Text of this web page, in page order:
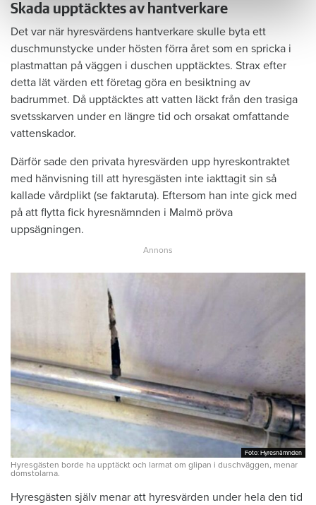
Skada upptäcktes av hantverkare
Det var när hyresvärdens hantverkare skulle byta ett
duschmunstycke under hösten förra året som en spricka i
plastmattan på väggen i duschen upptäcktes. Strax efter
detta lät värden ett företag göra en besiktning av
badrummet. Då upptäcktes att vatten läckt från den trasiga
svetsskarven under en längre tid och orsakat omfattande
vattenskador.
Därför sade den privata hyresvärden upp hyreskontraktet
med hänvisning till att hyresgästen inte iakttagit sin så
kallade vårdplikt (se faktaruta). Eftersom han inte gick med
på att flytta fick hyresnämnden i Malmö pröva
uppsägningen.
Foto: Hyresnämnden
Foto: Hyresnämnden
Hyresgästen borde ha upptäckt och larmat om glipan i duschväggen, menar
domstolarna.
Hyresgästen själv menar att hyresvärden under hela den tid